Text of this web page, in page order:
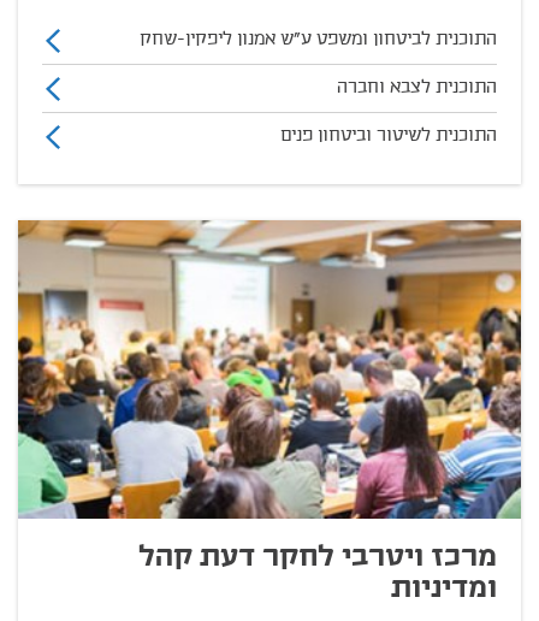
התוכנית לביטחון ומשפט ע"ש אמנון ליפקין-שחק
התוכנית לצבא וחברה
התוכנית לשיטור וביטחון פנים
מרכז ויטרבי לחקר דעת קהל
ומדיניות